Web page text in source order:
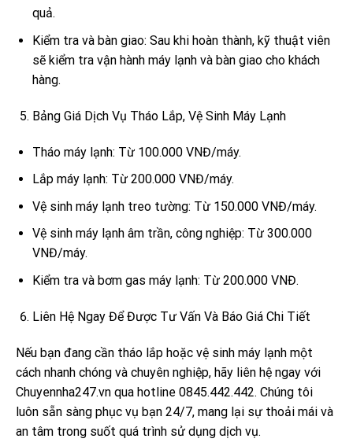
quả.
Kiểm tra và bàn giao: Sau khi hoàn thành, kỹ thuật viên
sẽ kiểm tra vận hành máy lạnh và bàn giao cho khách
hàng.
Bảng Giá Dịch Vụ Tháo Lắp, Vệ Sinh Máy Lạnh
Tháo máy lạnh: Từ 100.000 VNĐ/máy.
Lắp máy lạnh: Từ 200.000 VNĐ/máy.
Vệ sinh máy lạnh treo tường: Từ 150.000 VNĐ/máy.
Vệ sinh máy lạnh âm trần, công nghiệp: Từ 300.000
VNĐ/máy.
Kiểm tra và bơm gas máy lạnh: Từ 200.000 VNĐ.
Liên Hệ Ngay Để Được Tư Vấn Và Báo Giá Chi Tiết
Nếu bạn đang cần tháo lắp hoặc vệ sinh máy lạnh một
cách nhanh chóng và chuyên nghiệp, hãy liên hệ ngay với
Chuyennha247.vn qua hotline 0845.442.442. Chúng tôi
luôn sẵn sàng phục vụ bạn 24/7, mang lại sự thoải mái và
an tâm trong suốt quá trình sử dụng dịch vụ.